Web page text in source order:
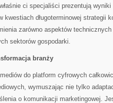
ci specjaliści prezentują
kwestiach długoterminowej strategii
zarówno aspektów
sektorów gospodarki.
branży
do platform cyfrowych
wymuszając nie tylko
o komunikacji marketingowej.